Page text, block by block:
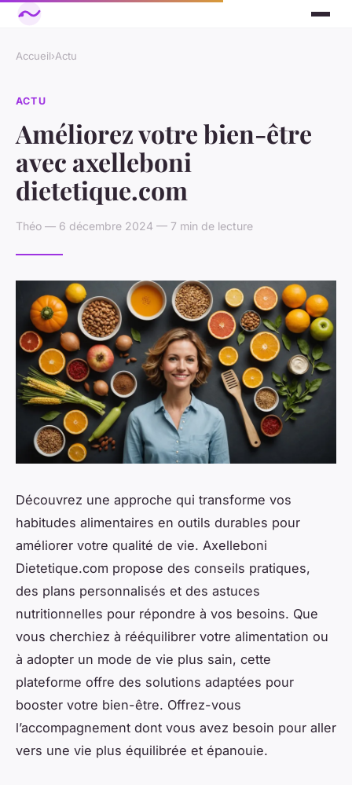
Accueil›Actu
ACTU
Améliorez votre bien-être
avec axelleboni
dietetique.com
Théo — 6 décembre 2024 — 7 min de lecture
Découvrez une approche qui transforme vos
habitudes alimentaires en outils durables pour
améliorer votre qualité de vie. Axelleboni
Dietetique.com propose des conseils pratiques,
des plans personnalisés et des astuces
nutritionnelles pour répondre à vos besoins. Que
vous cherchiez à rééquilibrer votre alimentation ou
à adopter un mode de vie plus sain, cette
plateforme offre des solutions adaptées pour
booster votre bien-être. Offrez-vous
l’accompagnement dont vous avez besoin pour aller
vers une vie plus équilibrée et épanouie.